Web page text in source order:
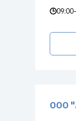
🕒
ООО